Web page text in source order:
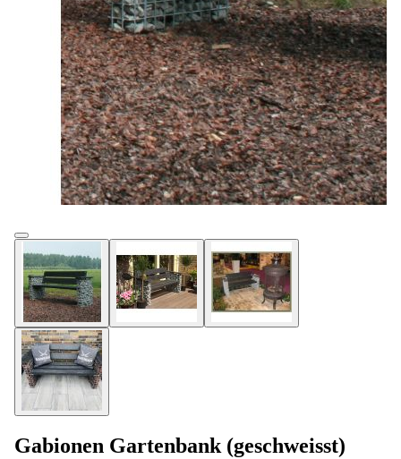
Gabionen Gartenbank (geschweisst)